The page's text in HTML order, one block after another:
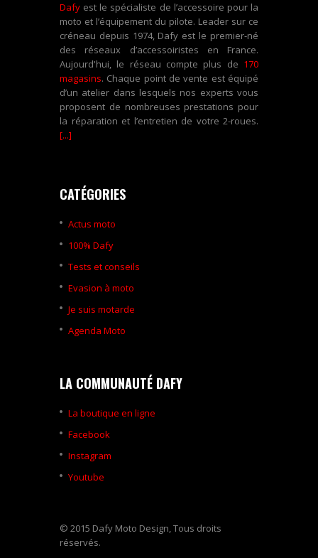
Dafy est le spécialiste de l’accessoire pour la
moto et l’équipement du pilote. Leader sur ce
créneau depuis 1974, Dafy est le premier-né
des réseaux d’accessoiristes en France.
Aujourd'hui, le réseau compte plus de 170
magasins. Chaque point de vente est équipé
d’un atelier dans lesquels nos experts vous
proposent de nombreuses prestations pour
la réparation et l’entretien de votre 2-roues.
[...]
CATÉGORIES
Actus moto
100% Dafy
Tests et conseils
Evasion à moto
Je suis motarde
Agenda Moto
LA COMMUNAUTÉ DAFY
La boutique en ligne
Facebook
Instagram
Youtube
© 2015 Dafy Moto Design, Tous droits
réservés.